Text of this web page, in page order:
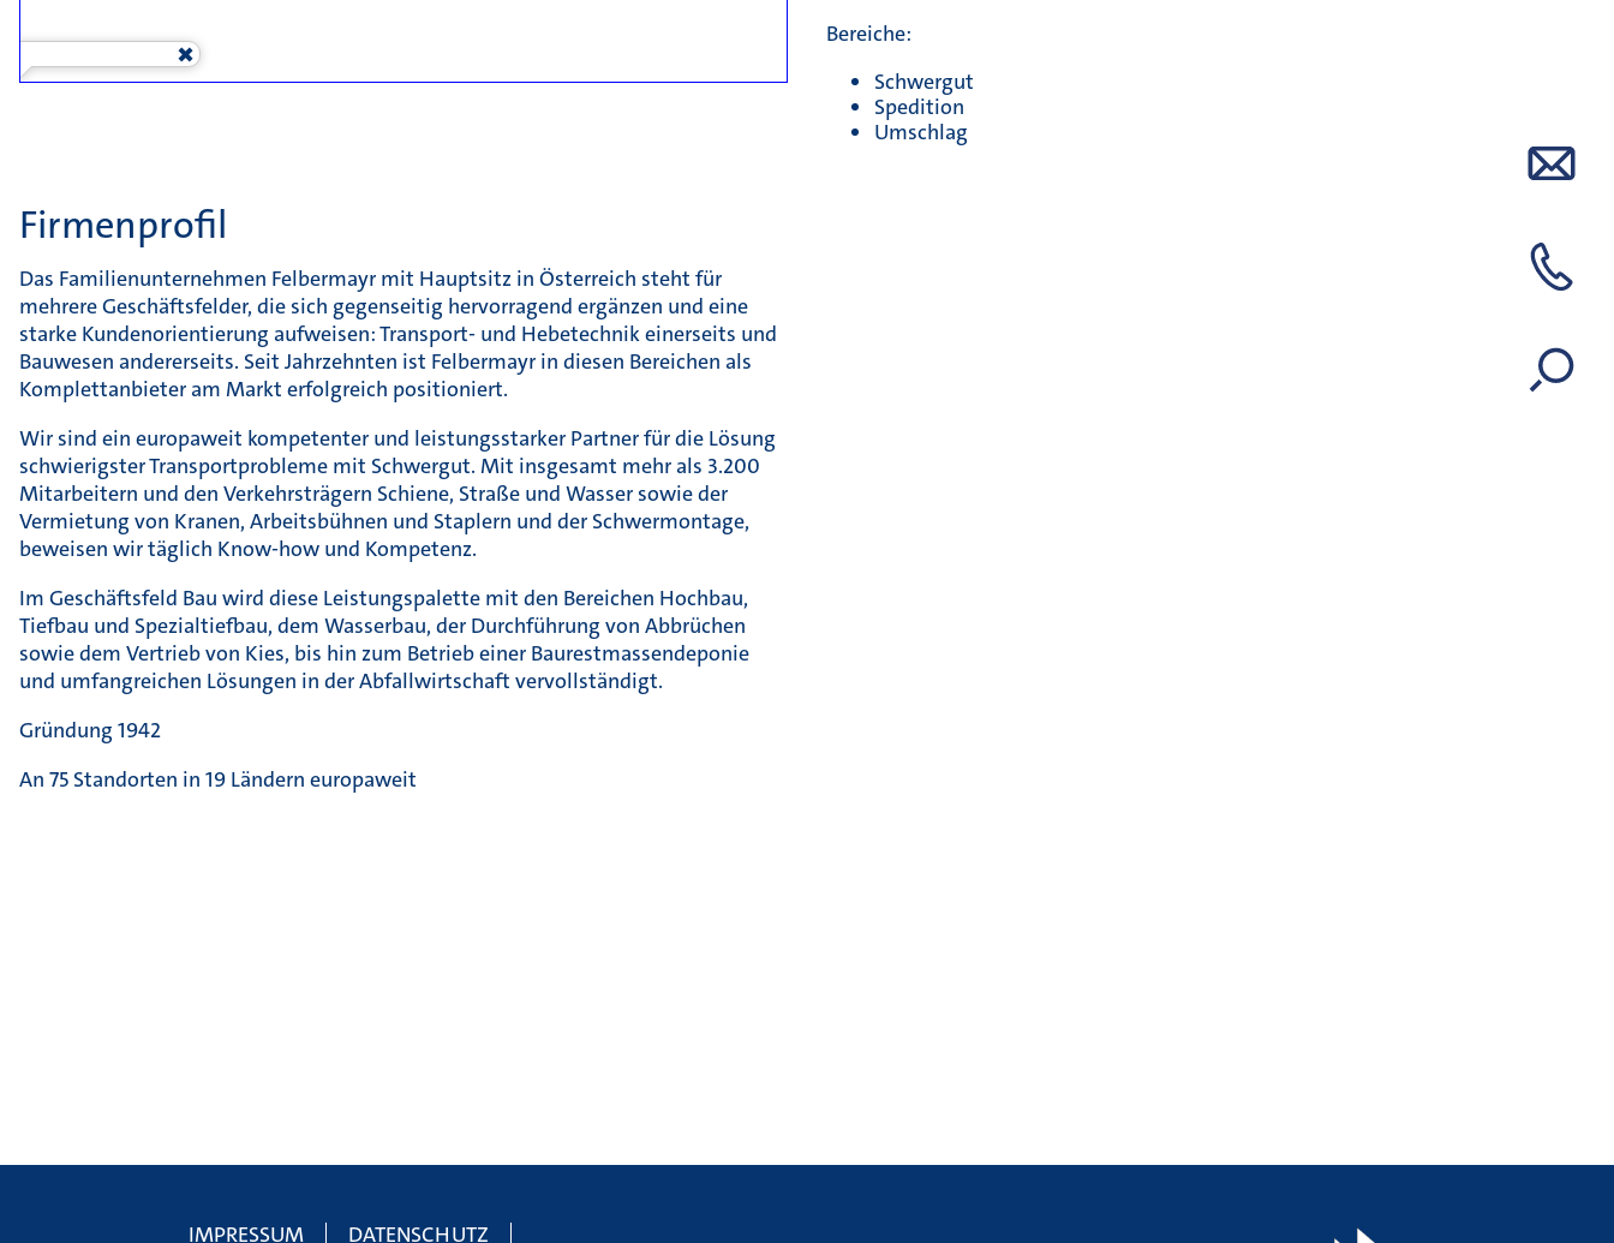
Bereiche:
Schwergut
Spedition
Umschlag
Firmenprofil
Das Familienunternehmen Felbermayr mit Hauptsitz in Österreich steht für
mehrere Geschäftsfelder, die sich gegenseitig hervorragend ergänzen und eine
starke Kundenorientierung aufweisen: Transport- und Hebetechnik einerseits und
Bauwesen andererseits. Seit Jahrzehnten ist Felbermayr in diesen Bereichen als
Komplettanbieter am Markt erfolgreich positioniert.
Wir sind ein europaweit kompetenter und leistungsstarker Partner für die Lösung
schwierigster Transportprobleme mit Schwergut. Mit insgesamt mehr als 3.200
Mitarbeitern und den Verkehrsträgern Schiene, Straße und Wasser sowie der
Vermietung von Kranen, Arbeitsbühnen und Staplern und der Schwermontage,
beweisen wir täglich Know-how und Kompetenz.
Im Geschäftsfeld Bau wird diese Leistungspalette mit den Bereichen Hochbau,
Tiefbau und Spezialtiefbau, dem Wasserbau, der Durchführung von Abbrüchen
sowie dem Vertrieb von Kies, bis hin zum Betrieb einer Baurestmassendeponie
und umfangreichen Lösungen in der Abfallwirtschaft vervollständigt.
Gründung 1942
An 75 Standorten in 19 Ländern europaweit
IMPRESSUM DATENSCHUTZ